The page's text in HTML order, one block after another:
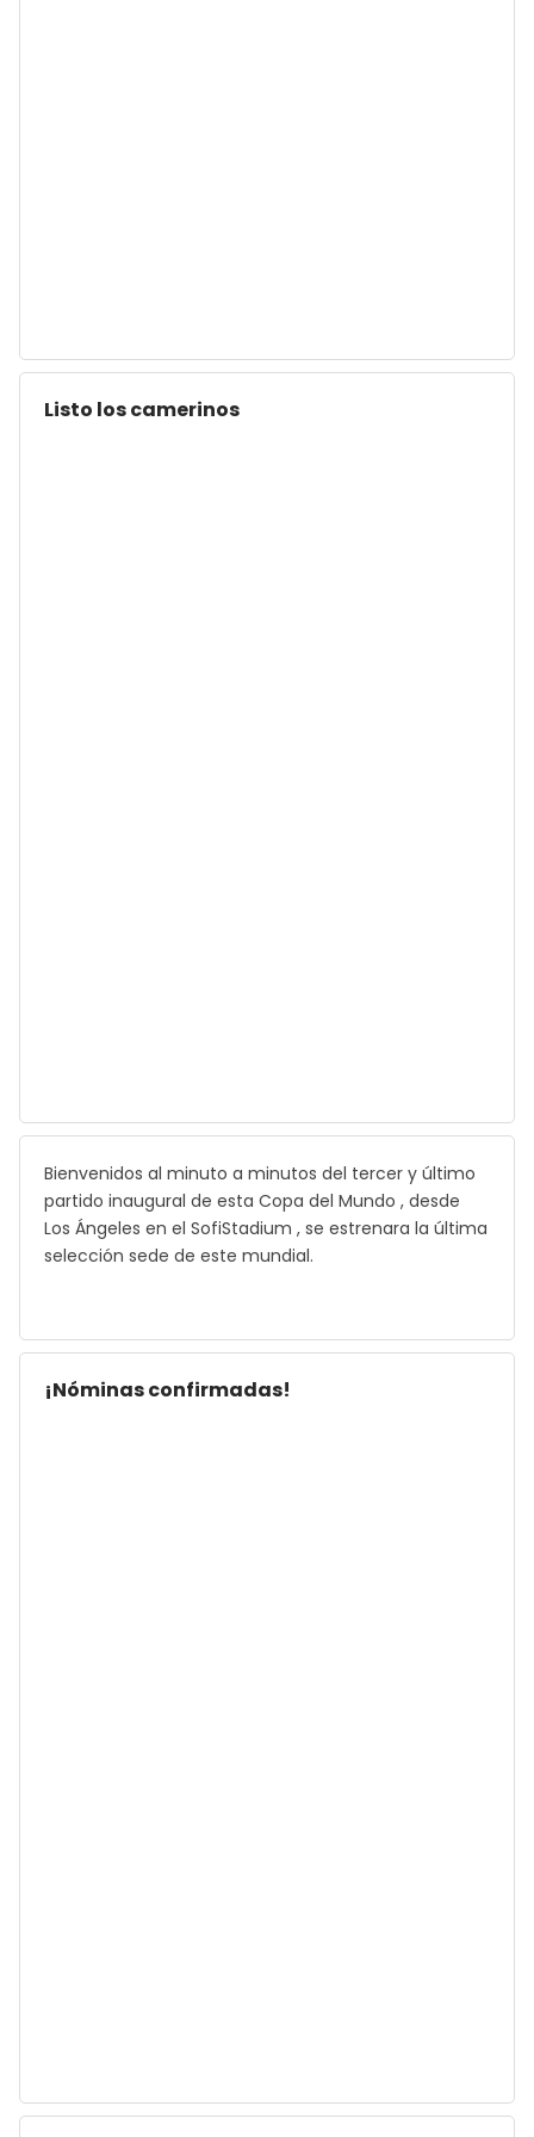
Listo los camerinos
Bienvenidos al minuto a minutos del tercer y último
partido inaugural de esta Copa del Mundo , desde
Los Ángeles en el SofiStadium , se estrenara la última
selección sede de este mundial.
¡Nóminas confirmadas!